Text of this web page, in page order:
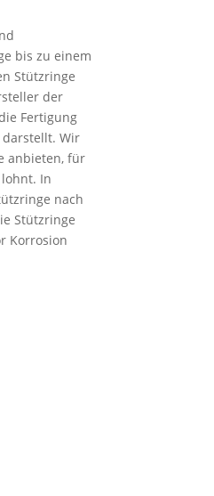
bis zu einem
Stützringe
der
Fertigung
darstellt. Wir
anbieten, für
In
nach
Stützringe
Korrosion